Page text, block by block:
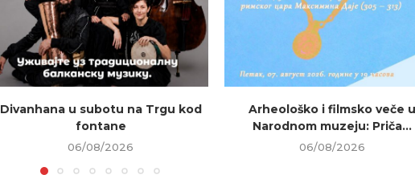
Divanhana u subotu na Trgu kod
fontane
06/08/2026
Arheološko i filmsko veče u
Narodnom muzeju: Priča...
06/08/2026